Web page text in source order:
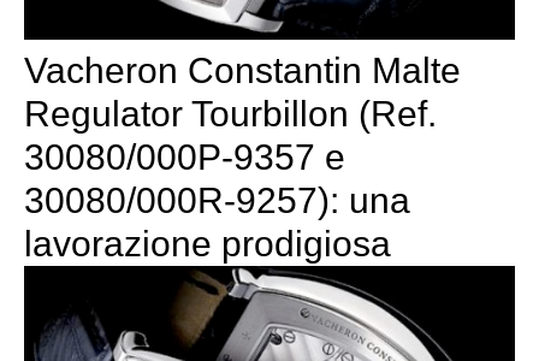
Vacheron Constantin Malte
Regulator Tourbillon (Ref.
30080/000P-9357 e
30080/000R-9257): una
lavorazione prodigiosa